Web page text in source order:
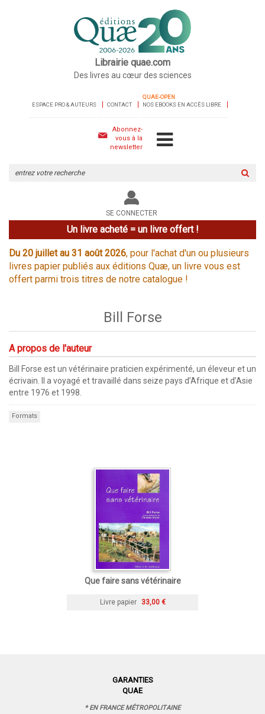
Librairie quae.com
Des livres au cœur des sciences
ESPACE PRO & AUTEURS CONTACT
QUAE-OPEN
NOS EBOOKS EN ACCÈS LIBRE
Abonnez-
vous à la
newsletter
le
site
SE CONNECTER
Un livre acheté = un livre offert !
Du 20 juillet au 31 août 2026, pour l'achat d'un ou plusieurs
livres papier publiés aux éditions Quæ, un livre vous est
offert parmi trois titres de notre catalogue !
Bill Forse
A propos de l'auteur
Bill Forse est un vétérinaire praticien expérimenté, un éleveur et un
écrivain. Il a voyagé et travaillé dans seize pays d’Afrique et d’Asie
entre 1976 et 1998.
Formats
Que faire sans vétérinaire
Livre papier 33,00 €
GARANTIES
QUAE
* EN FRANCE MÉTROPOLITAINE